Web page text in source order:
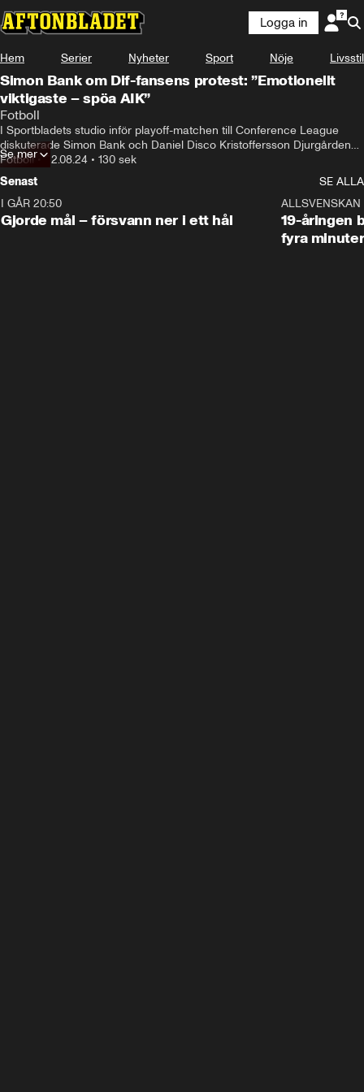
Logga in
Hem Serier Nyheter Sport Nöje Livsstil
Simon Bank om Dif-fansens protest: ”Emotionellt
viktigaste – spöa AIK”
Fotboll
I Sportbladets studio inför playoff-matchen till Conference League
diskuterade Simon Bank och Daniel Disco Kristoffersson Djurgårdens
protest efter derbyt mot AIK.
Fotboll•22.08.24 • 130 sek
Se mer
Senast
SE ALLA
I GÅR 20:50
Gjorde mål – försvann ner i ett hål
ALLSVENSKAN
19-åringen
fyra minuter